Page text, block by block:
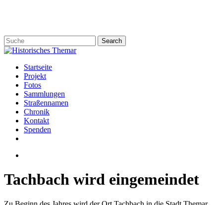
content
Search
Close
search
Menu
Startseite
Projekt
Fotos
Sammlungen
Straßennamen
Chronik
Kontakt
Spenden
Tachbach wird eingemeindet